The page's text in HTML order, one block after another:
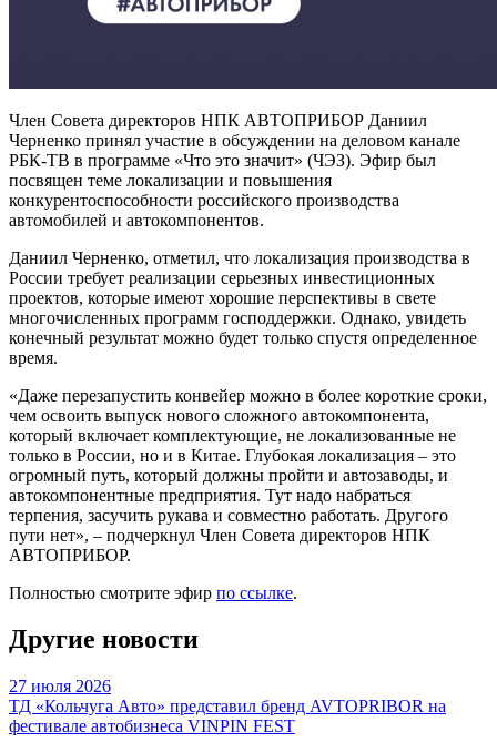
Член Совета директоров НПК АВТОПРИБОР Даниил
Черненко принял участие в обсуждении на деловом канале
РБК-ТВ в программе «Что это значит» (ЧЭЗ). Эфир был
посвящен теме локализации и повышения
конкурентоспособности российского производства
автомобилей и автокомпонентов.
Даниил Черненко, отметил, что локализация производства в
России требует реализации серьезных инвестиционных
проектов, которые имеют хорошие перспективы в свете
многочисленных программ господдержки. Однако, увидеть
конечный результат можно будет только спустя определенное
время.
«Даже перезапустить конвейер можно в более короткие сроки,
чем освоить выпуск нового сложного автокомпонента,
который включает комплектующие, не локализованные не
только в России, но и в Китае. Глубокая локализация – это
огромный путь, который должны пройти и автозаводы, и
автокомпонентные предприятия. Тут надо набраться
терпения, засучить рукава и совместно работать. Другого
пути нет», – подчеркнул Член Совета директоров НПК
АВТОПРИБОР.
Полностью смотрите эфир по ссылке.
Другие новости
27 июля 2026
ТД «Кольчуга Авто» представил бренд AVTOPRIBOR на
фестивале автобизнеса VINPIN FEST